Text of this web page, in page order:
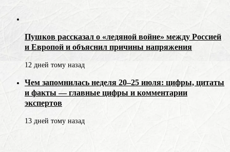
Пушков рассказал о «ледяной войне» между Россией
и Европой и объяснил причины напряжения
12 дней тому назад
Чем запомнилась неделя 20–25 июля: цифры, цитаты
и факты — главные цифры и комментарии
экспертов
13 дней тому назад